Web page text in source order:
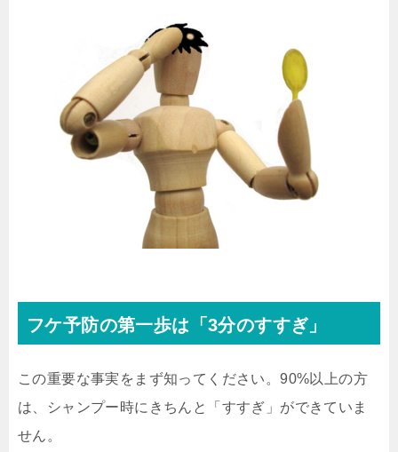
フケ予防の第一歩は「3分のすすぎ」
この重要な事実をまず知ってください。90%以上の方
は、シャンプー時にきちんと「すすぎ」ができていま
せん。